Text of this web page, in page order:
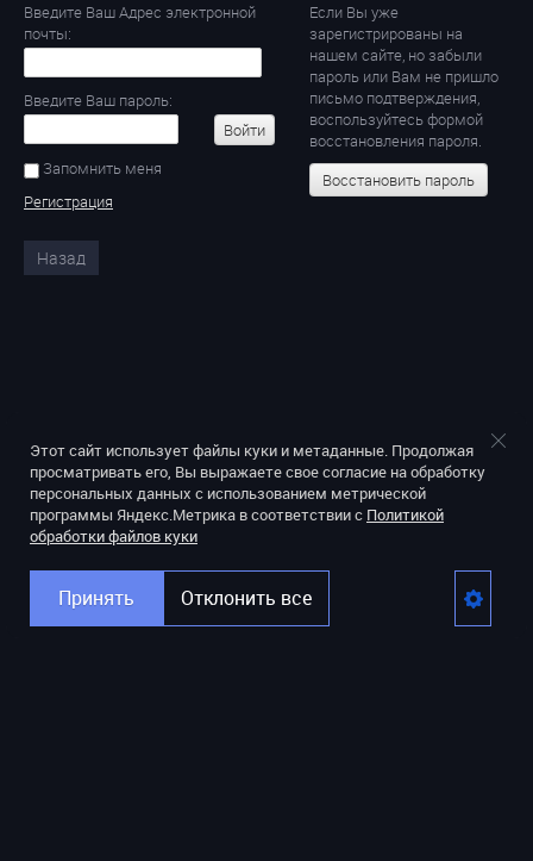
Введите Ваш Адрес электронной
почты:
Введите Ваш пароль:
Войти
Запомнить меня
Регистрация
Если Вы уже
зарегистрированы на
нашем сайте, но забыли
пароль или Вам не пришло
письмо подтверждения,
воспользуйтесь формой
восстановления пароля.
Восстановить пароль
Назад
Этот сайт использует файлы куки и метаданные. Продолжая
просматривать его, Вы выражаете свое согласие на обработку
персональных данных с использованием метрической
программы Яндекс.Метрика в соответствии с Политикой
обработки файлов куки
Принять Отклонить все